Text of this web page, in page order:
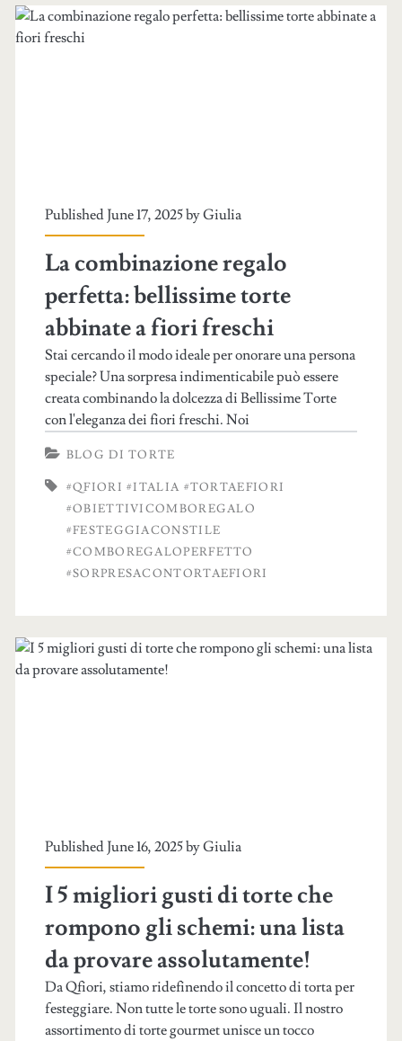
Published June 17, 2025 byGiulia
La combinazione regalo
perfetta: bellissime torte
abbinate a fiori freschi
Stai cercando il modo ideale per onorare una persona
speciale? Una sorpresa indimenticabile può essere
creata combinando la dolcezza di Bellissime Torte
con l'eleganza dei fiori freschi. Noi
BLOG DI TORTE
#QFIORI #ITALIA #TORTAEFIORI
#OBIETTIVICOMBOREGALO
#FESTEGGIACONSTILE
#COMBOREGALOPERFETTO
#SORPRESACONTORTAEFIORI
Published June 16, 2025 byGiulia
I 5 migliori gusti di torte che
rompono gli schemi: una lista
da provare assolutamente!
Da Qfiori, stiamo ridefinendo il concetto di torta per
festeggiare. Non tutte le torte sono uguali. Il nostro
assortimento di torte gourmet unisce un tocco